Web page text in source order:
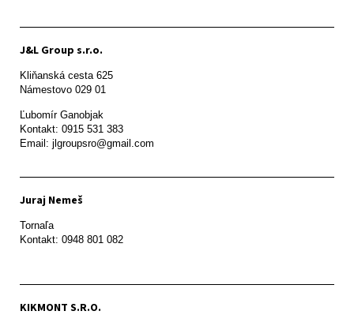
J&L Group s.r.o.
Kliňanská cesta 625
Námestovo 029 01
Ľubomír Ganobjak
Kontakt: 0915 531 383
Email: jlgroupsro@gmail.com
Juraj Nemeš
Tornaľa
Kontakt: 0948 801 082
KIKMONT S.R.O.